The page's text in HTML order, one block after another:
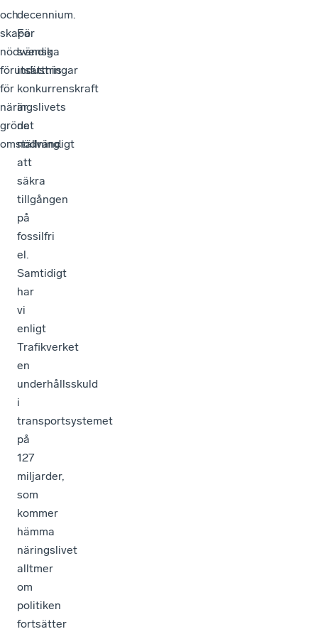
och
skapa
nödvändiga
förutsättningar
för
näringslivets
gröna
omställning.
decennium.
För
svensk
industris
konkurrenskraft
är
det
nödvändigt
att
säkra
tillgången
på
fossilfri
el.
Samtidigt
har
vi
enligt
Trafikverket
en
underhållsskuld
i
transportsystemet
på
127
miljarder,
som
kommer
hämma
näringslivet
alltmer
om
politiken
fortsätter